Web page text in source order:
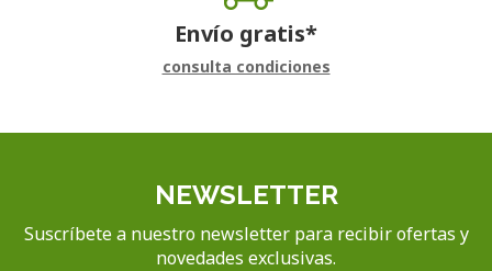
Envío gratis*
consulta condiciones
NEWSLETTER
Suscríbete a nuestro newsletter para recibir ofertas y
novedades exclusivas.